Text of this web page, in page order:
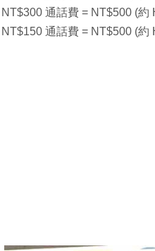
通話費 = NT$500 (約
通話費 = NT$500 (約